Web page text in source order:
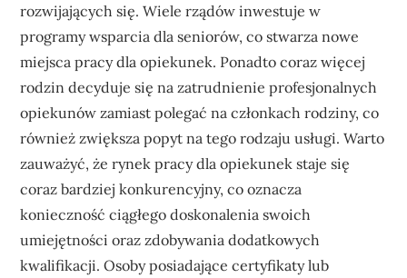
rozwijających się. Wiele rządów inwestuje w
programy wsparcia dla seniorów, co stwarza nowe
miejsca pracy dla opiekunek. Ponadto coraz więcej
rodzin decyduje się na zatrudnienie profesjonalnych
opiekunów zamiast polegać na członkach rodziny, co
również zwiększa popyt na tego rodzaju usługi. Warto
zauważyć, że rynek pracy dla opiekunek staje się
coraz bardziej konkurencyjny, co oznacza
konieczność ciągłego doskonalenia swoich
umiejętności oraz zdobywania dodatkowych
kwalifikacji. Osoby posiadające certyfikaty lub